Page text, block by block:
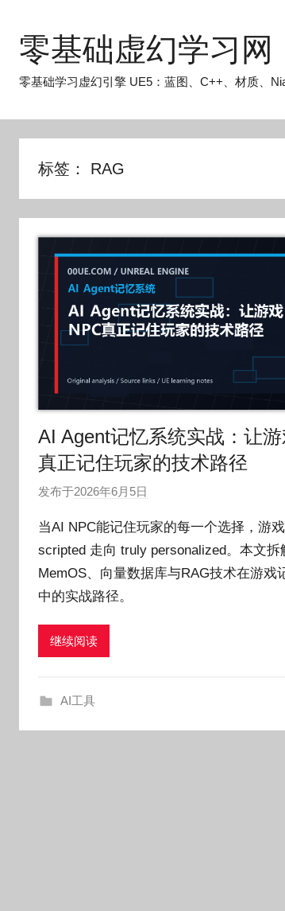
零基础虚幻学习网
零基础学习虚幻引擎 UE5：蓝图、C++、材质、
标签： RAG
AI Agent记忆系统实战：让
真正记住玩家的技术路径
发布于2026年6月5日
:
O
k
当AI NPC能记住玩家的每一个选择，游
scripted 走向 truly personalized。本文拆
MemOS、向量数据库与RAG技术在游戏
中的实战路径。
继续阅读
AI工具